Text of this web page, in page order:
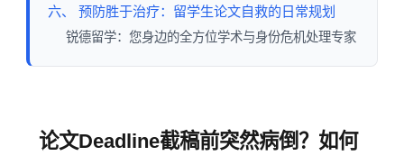
六、 预防胜于治疗：留学生论文自救的日常规划
锐德留学：您身边的全方位学术与身份危机处理专家
论文Deadline截稿前突然病倒？如何